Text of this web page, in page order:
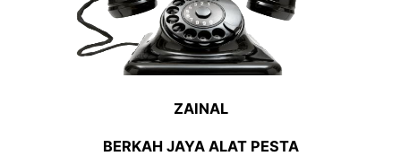
ZAINAL
BERKAH JAYA ALAT PESTA